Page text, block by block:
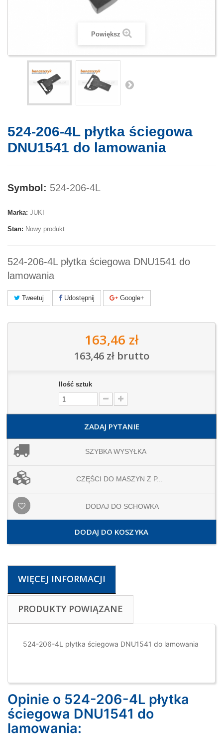
Powiększ
524-206-4L płytka ściegowa
DNU1541 do lamowania
Symbol: 524-206-4L
Marka: JUKI
Stan: Nowy produkt
524-206-4L płytka ściegowa DNU1541 do
lamowania
Tweetuj Udostępnij Google+
163,46 zł
163,46 złbrutto
Ilość sztuk
ZADAJ PYTANIE
SZYBKA WYSYŁKA
CZĘŚCI DO MASZYN Z P...
DODAJ DO SCHOWKA
DODAJ DO KOSZYKA
WIĘCEJ INFORMACJI
PRODUKTY POWIĄZANE
524-206-4L płytka ściegowa DNU1541 do lamowania
Opinie o 524-206-4L płytka
ściegowa DNU1541 do
lamowania: